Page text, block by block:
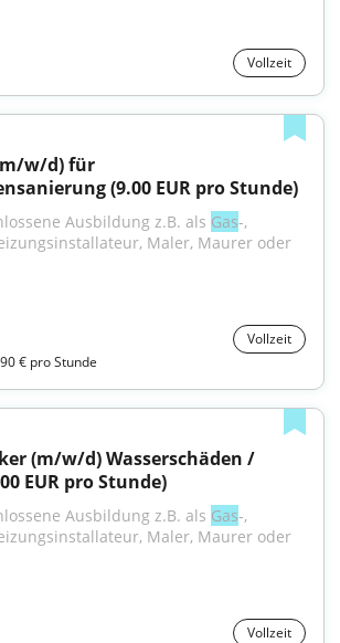
Vollzeit
w/d) für
(9.00 EUR pro Stunde)
Ausbildung z.B. als Gas
Maler, Maurer oder
Vollzeit
€ pro Stunde
(m/w/d) Wasserschäden /
EUR pro Stunde)
Ausbildung z.B. als Gas
Maler, Maurer oder
Vollzeit